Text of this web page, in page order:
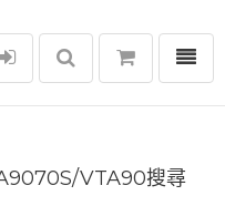
選單
VTA90搜尋